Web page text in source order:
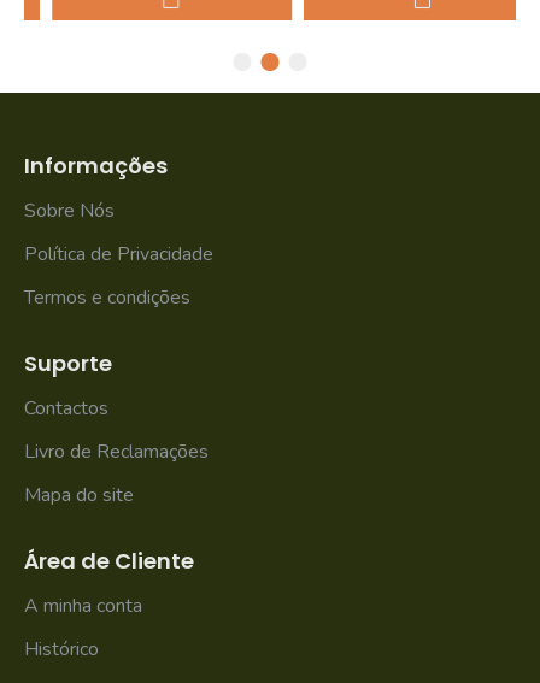
Informações
Sobre Nós
Política de Privacidade
Termos e condições
Suporte
Contactos
Livro de Reclamações
Mapa do site
Área de Cliente
A minha conta
Histórico